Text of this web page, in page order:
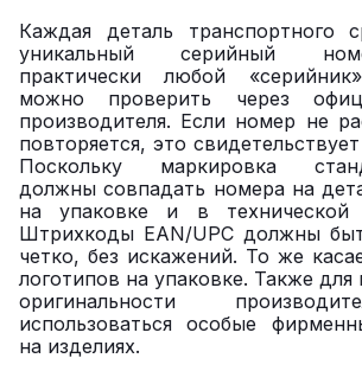
Каждая деталь транспортного
уникальный серийный
практически любой
можно проверить через
производителя. Если номер не
повторяется, это
Поскольку маркировка
должны совпадать номера на
на упаковке и в технической
Штрихкоды EAN/UPC должны
четко, без искажений. То же
логотипов на упаковке. Также
оригинальности
использоваться особые
на изделиях.